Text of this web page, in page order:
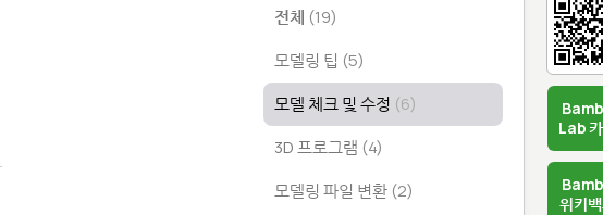
Lab
위키
전체 (19)
모델링 팁 (5)
모델 체크 및 수정 (6)
3D 프로그램 (4)
모델링 파일 변환 (2)